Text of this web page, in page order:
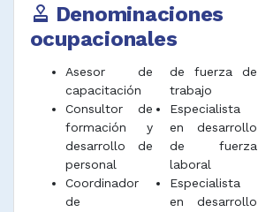
approval Denominaciones
ocupacionales
Asesor de
capacitación
Consultor de
formación y
desarrollo de
personal
Coordinador
de
de fuerza de
trabajo
Especialista
en desarrollo
de fuerza
laboral
Especialista
en desarrollo